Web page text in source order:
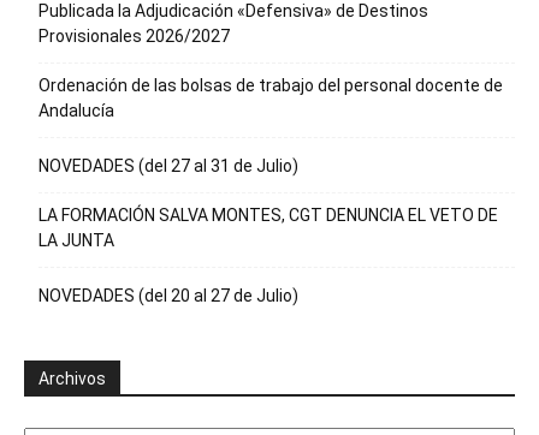
Publicada la Adjudicación «Defensiva» de Destinos
Provisionales 2026/2027
Ordenación de las bolsas de trabajo del personal docente de
Andalucía
NOVEDADES (del 27 al 31 de Julio)
LA FORMACIÓN SALVA MONTES, CGT DENUNCIA EL VETO DE
LA JUNTA
NOVEDADES (del 20 al 27 de Julio)
Archivos
Archivos